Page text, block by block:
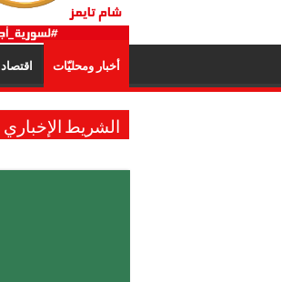
أخبار ومحليّات اقتصاد
الشريط الإخباري